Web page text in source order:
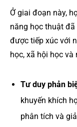
Ở giai đoạn này,
năng học thuật
được tiếp xúc với
học, xã hội học và
Tư duy phản
khuyến khích
phân tích và